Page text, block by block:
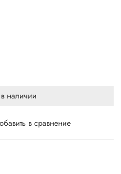
в сравнение
наличии